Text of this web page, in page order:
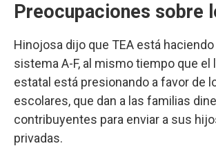
Preocupaciones sobre
Hinojosa dijo que TEA está
sistema A-F, al mismo tiempo que el
estatal está presionando a favor de
escolares, que dan a las familias
contribuyentes para enviar a sus
privadas.